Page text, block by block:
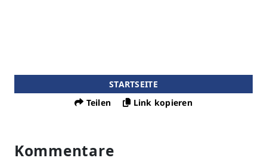
STARTSEITE
Teilen
Link kopieren
Kommentare